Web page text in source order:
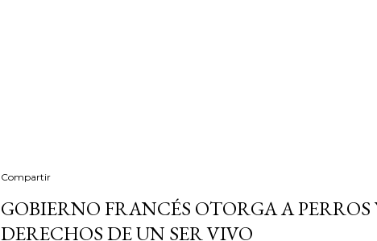
Compartir
GOBIERNO FRANCÉS OTORGA A PERROS
DERECHOS DE UN SER VIVO